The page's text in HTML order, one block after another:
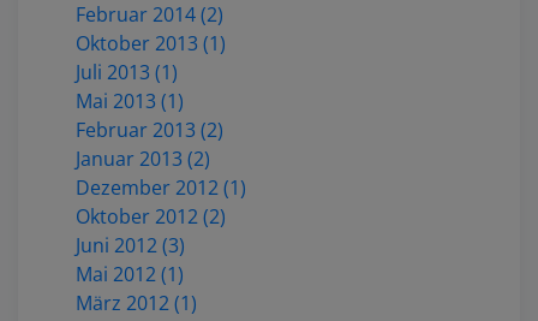
Februar 2014 (2)
Oktober 2013 (1)
Juli 2013 (1)
Mai 2013 (1)
Februar 2013 (2)
Januar 2013 (2)
Dezember 2012 (1)
Oktober 2012 (2)
Juni 2012 (3)
Mai 2012 (1)
März 2012 (1)